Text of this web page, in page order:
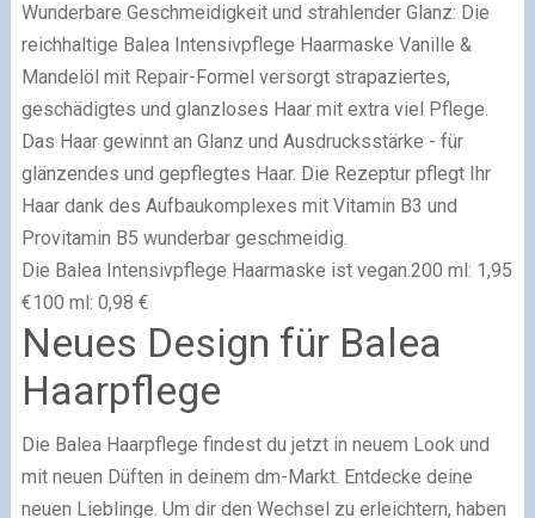
Wunderbare Geschmeidigkeit und strahlender Glanz: Die
reichhaltige Balea Intensivpflege Haarmaske Vanille &
Mandelöl mit Repair-Formel versorgt strapaziertes,
geschädigtes und glanzloses Haar mit extra viel Pflege.
Das Haar gewinnt an Glanz und Ausdrucksstärke - für
glänzendes und gepflegtes Haar. Die Rezeptur pflegt Ihr
Haar dank des Aufbaukomplexes mit Vitamin B3 und
Provitamin B5 wunderbar geschmeidig.
Die Balea Intensivpflege Haarmaske ist vegan.200 ml: 1,95
€100 ml: 0,98 €
Neues Design für Balea
Haarpflege
Die Balea Haarpflege findest du jetzt in neuem Look und
mit neuen Düften in deinem dm-Markt. Entdecke deine
neuen Lieblinge. Um dir den Wechsel zu erleichtern, haben